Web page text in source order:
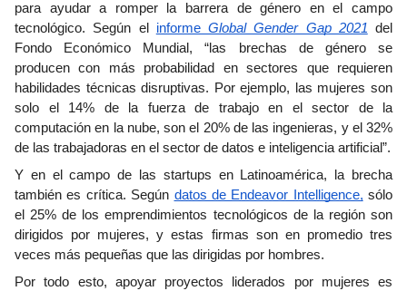
para ayudar a romper la barrera de género en el campo
tecnológico. Según el informe Global Gender Gap 2021 del
Fondo Económico Mundial, “las brechas de género se
producen con más probabilidad en sectores que requieren
habilidades técnicas disruptivas. Por ejemplo, las mujeres son
solo el 14% de la fuerza de trabajo en el sector de la
computación en la nube, son el 20% de las ingenieras, y el 32%
de las trabajadoras en el sector de datos e inteligencia artificial”.
Y en el campo de las startups en Latinoamérica, la brecha
también es crítica. Según datos de Endeavor Intelligence, sólo
el 25% de los emprendimientos tecnológicos de la región son
dirigidos por mujeres, y estas firmas son en promedio tres
veces más pequeñas que las dirigidas por hombres.
Por todo esto, apoyar proyectos liderados por mujeres es